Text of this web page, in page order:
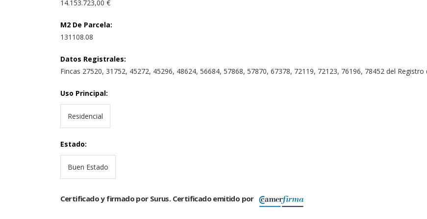
14.153.723,00 €
M2 De Parcela:
131108.08
Datos Registrales:
Fincas 27520, 31752, 45272, 45296, 48624, 56684, 57868, 57870, 67378, 72119, 72123, 76196, 78452 del
Uso Principal:
Residencial
Estado:
Buen Estado
Certificado y firmado por Surus. Certificado emitido por